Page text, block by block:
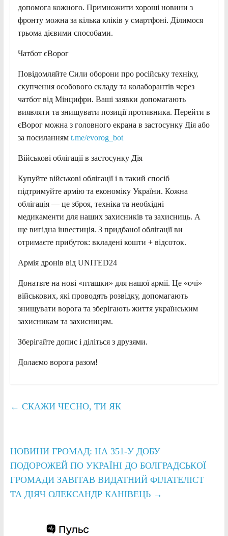
допомога кожного. Примножити хороші новини з
фронту можна за кілька кліків у смартфоні. Ділимося
трьома дієвими способами.
Чатбот єВорог
Повідомляйте Сили оборони про російську техніку,
скупчення особового складу та колаборантів через
чатбот від Мінцифри. Ваші заявки допомагають
виявляти та знищувати позиції противника. Перейти в
єВорог можна з головного екрана в застосунку Дія або
за посиланням t.me/evorog_bot
Військові облігації в застосунку Дія
Купуйте військові облігації і в такий спосіб
підтримуйте армію та економіку України. Кожна
облігація — це зброя, техніка та необхідні
медикаменти для наших захисників та захисниць. А
ще вигідна інвестиція. З придбаної облігації ви
отримаєте прибуток: вкладені кошти + відсоток.
Армія дронів від UNITED24
Донатьте на нові «пташки» для нашої армії. Це «очі»
військових, які проводять розвідку, допомагають
знищувати ворога та зберігають життя українським
захисникам та захисницям.
Зберігайте допис і діліться з друзями.
Долаємо ворога разом!
← СКАЖИ ЧЕСНО, ТИ ЯК
НОВИНИ ГРОМАД: НА 351-У ДОБУ
ПОДОРОЖЕЙ ПО УКРАЇНІ ДО БОЛГРАДСЬКОЇ
ГРОМАДИ ЗАВІТАВ ВИДАТНИЙ ФІЛАТЕЛІСТ
ТА ДІЯЧ ОЛЕКСАНДР КАНІВЕЦЬ →